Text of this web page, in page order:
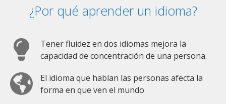
¿Por qué aprender un idioma?
Tener fluidez en dos idiomas mejora la
capacidad de concentración de una persona.
El idioma que hablan las personas afecta la
forma en que ven el mundo